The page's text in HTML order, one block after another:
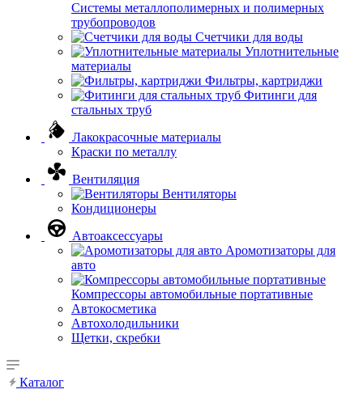
Системы металлополимерных и полимерных
трубопроводов
Счетчики для воды
Уплотнительные
материалы
Фильтры, картриджи
Фитинги для
стальных труб
Лакокрасочные материалы
Краски по металлу
Вентиляция
Вентиляторы
Кондиционеры
Автоаксессуары
Аромотизаторы для
авто
Компрессоры автомобильные портативные
Автокосметика
Автохолодильники
Щетки, скребки
Каталог